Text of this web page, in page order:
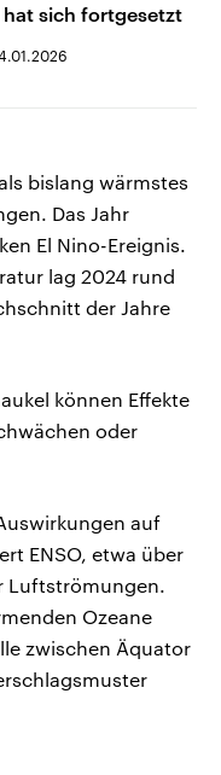
sich fortgesetzt
bislang wärmstes
Das Jahr
El Nino-Ereignis.
lag 2024 rund
der Jahre
können Effekte
oder
auf
ENSO, etwa über
Luftströmungen.
Ozeane
zwischen Äquator